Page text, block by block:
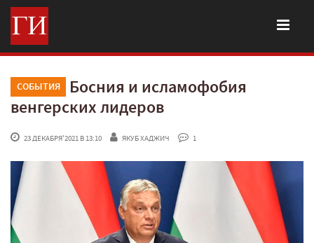
СОБЫТИЯ
Босния и исламофобия
венгерских лидеров
23 ДЕКАБРЯ'2021 В 13:10 ЯКУБ ХАДЖИЧ 1